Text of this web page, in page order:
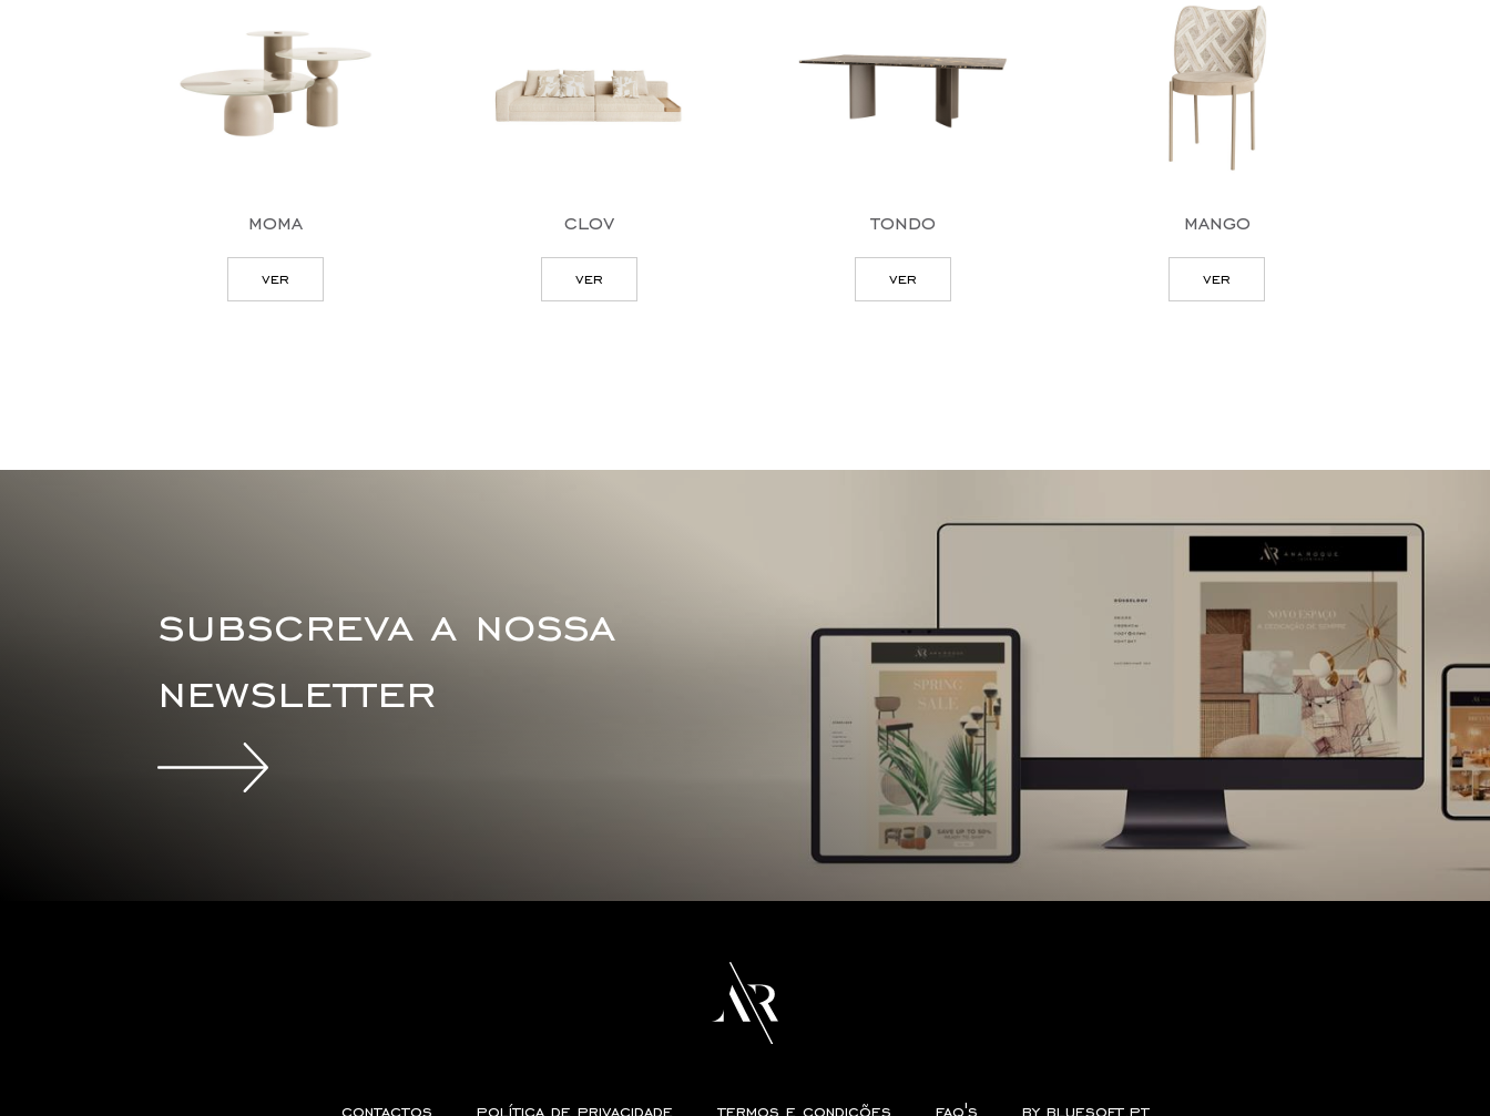
moma
ver
clov
ver
tondo
ver
mango
ver
subscreva a nossa
newsletter
contactos política de privacidade termos e condições faq's by bluesoft.pt